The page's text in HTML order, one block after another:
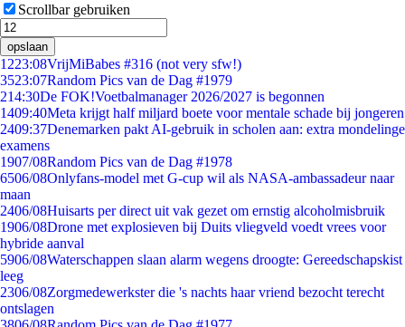
Scrollbar gebruiken
opslaan
1223:08VrijMiBabes #316 (not very sfw!)
3523:07Random Pics van de Dag #1979
214:30De FOK!Voetbalmanager 2026/2027 is begonnen
1409:40Meta krijgt half miljard boete voor mentale schade bij jongeren
2409:37Denemarken pakt AI-gebruik in scholen aan: extra mondelinge
examens
1907/08Random Pics van de Dag #1978
6506/08Onlyfans-model met G-cup wil als NASA-ambassadeur naar
maan
2406/08Huisarts per direct uit vak gezet om ernstig alcoholmisbruik
1906/08Drone met explosieven bij Duits vliegveld voedt vrees voor
hybride aanval
5906/08Waterschappen slaan alarm wegens droogte: Gereedschapskist
leeg
2306/08Zorgmedewerkster die 's nachts haar vriend bezocht terecht
ontslagen